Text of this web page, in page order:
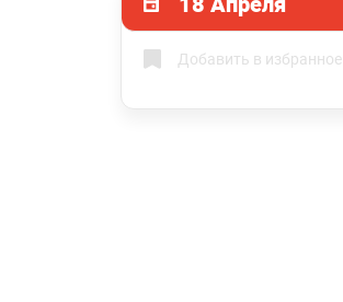
Добавить в избранное